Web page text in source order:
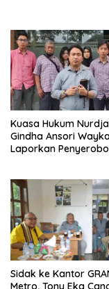
Kuasa Hukum
Gindha Ansori
Laporkan
‎Sidak ke Kantor
Metro, Tony Eka